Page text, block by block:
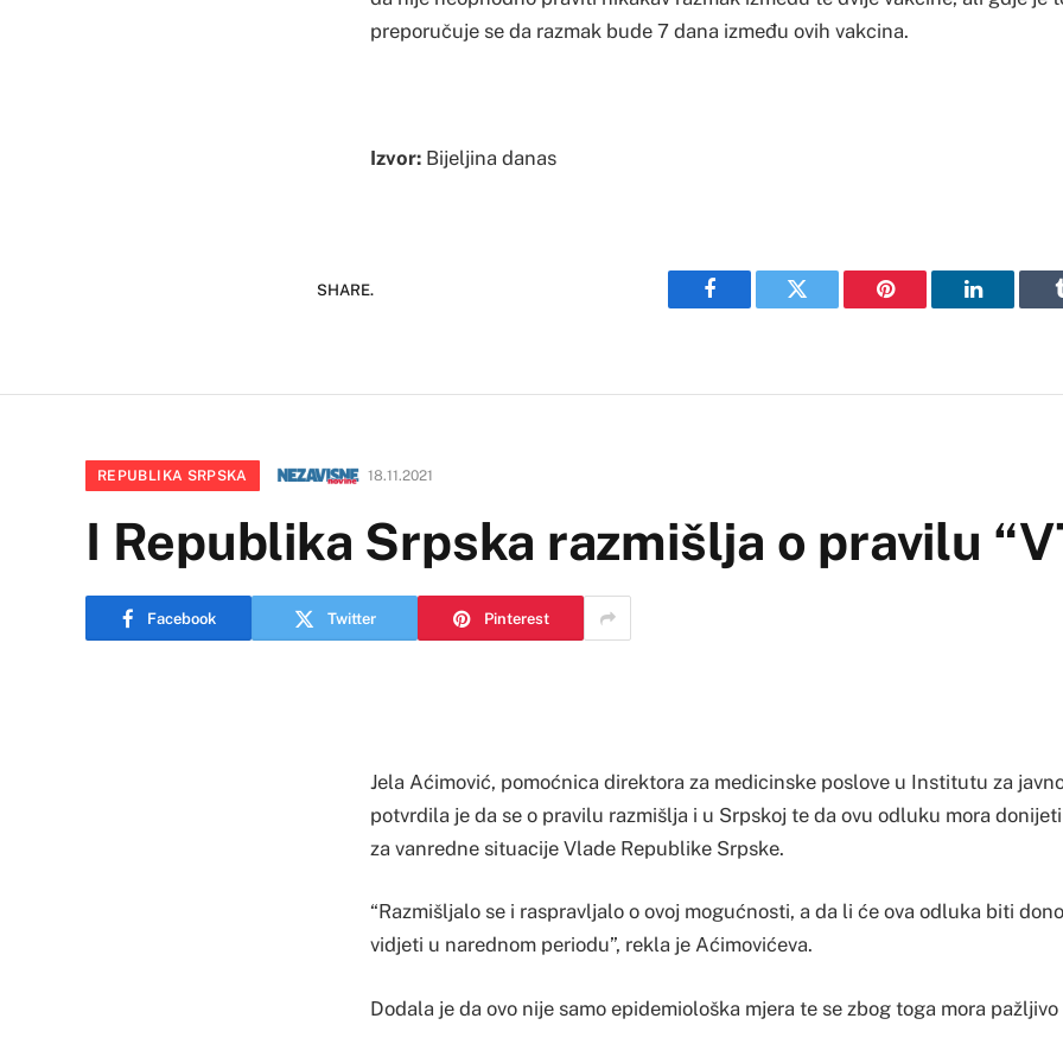
preporučuje se da razmak bude 7 dana između ovih vakcina.
Izvor: Bijeljina danas
SHARE.
Facebook Twitter Pinterest LinkedIn
REPUBLIKA SRPSKA 18.11.2021
I Republika Srpska razmišlja o pravilu
Facebook Twitter Pinterest
Jela Aćimović, pomoćnica direktora za medicinske poslove u Institutu za
potvrdila je da se o pravilu razmišlja i u Srpskoj te da ovu odluku mora
za vanredne situacije Vlade Republike Srpske.
“Razmišljalo se i raspravljalo o ovoj mogućnosti, a da li će ova odluka biti
vidjeti u narednom periodu”, rekla je Aćimovićeva.
Dodala je da ovo nije samo epidemiološka mjera te se zbog toga mora